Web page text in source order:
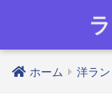
ホーム 洋ラン